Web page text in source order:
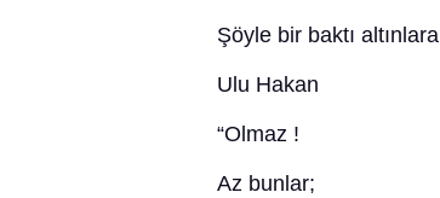
Şöyle bir baktı altınlara
Ulu Hakan
“Olmaz !
Az bunlar;